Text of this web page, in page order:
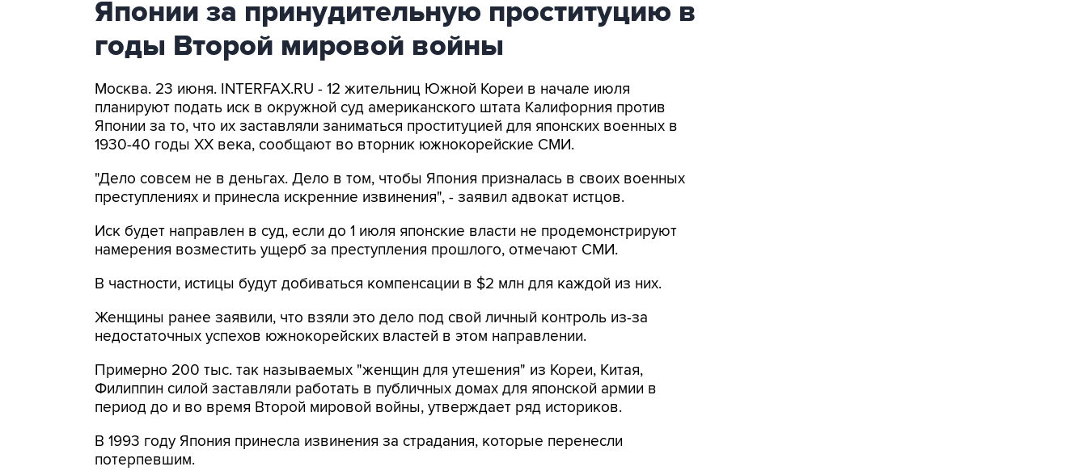
Японии за принудительную проституцию в
годы Второй мировой войны
Москва. 23 июня. INTERFAX.RU - 12 жительниц Южной Кореи в начале июля
планируют подать иск в окружной суд американского штата Калифорния против
Японии за то, что их заставляли заниматься проституцией для японских военных в
1930-40 годы XX века, сообщают во вторник южнокорейские СМИ.
"Дело совсем не в деньгах. Дело в том, чтобы Япония призналась в своих военных
преступлениях и принесла искренние извинения", - заявил адвокат истцов.
Иск будет направлен в суд, если до 1 июля японские власти не продемонстрируют
намерения возместить ущерб за преступления прошлого, отмечают СМИ.
В частности, истицы будут добиваться компенсации в $2 млн для каждой из них.
Женщины ранее заявили, что взяли это дело под свой личный контроль из-за
недостаточных успехов южнокорейских властей в этом направлении.
Примерно 200 тыс. так называемых "женщин для утешения" из Кореи, Китая,
Филиппин силой заставляли работать в публичных домах для японской армии в
период до и во время Второй мировой войны, утверждает ряд историков.
В 1993 году Япония принесла извинения за страдания, которые перенесли
потерпевшим.